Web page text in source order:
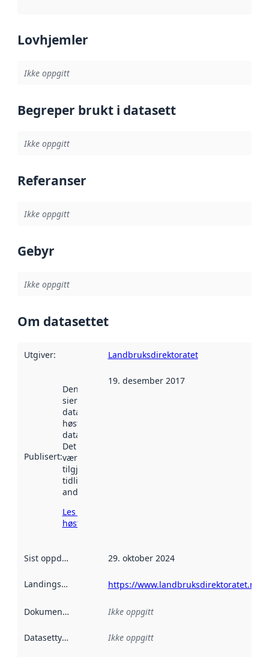
Lovhjemler
Ikke oppgitt
Begreper brukt i datasett
Ikke oppgitt
Referanser
Ikke oppgitt
Gebyr
Ikke oppgitt
Om datasettet
Utgiver: Landbruksdirektoratet
Publisert:
Denne datoen
sier når
datasettet ble
høstet av
data.norge.no.
Det kan ha
vært
tilgjengelig
tidligere
andre steder.
Les mer om
høsting her
19. desember 2017
Sist oppdatert 29. oktober 2024
Landingsside https://www.landbruksdirektoratet.no
Dokumentasjon Ikke oppgitt
Datasettype Ikke oppgitt